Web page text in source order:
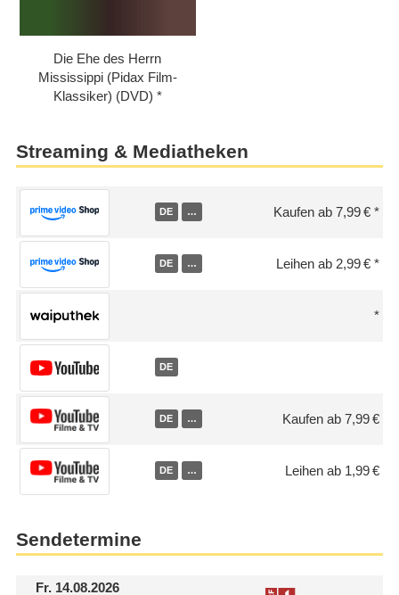
Die Ehe des Herrn
Mississippi (Pidax Film-
Klassiker) (DVD)
Streaming & Mediatheken
DE … Kaufen ab 7,99 €
DE … Leihen ab 2,99 €
DE
DE … Kaufen ab 7,99 €
DE … Leihen ab 1,99 €
Sendetermine
Fr.14.08.2026